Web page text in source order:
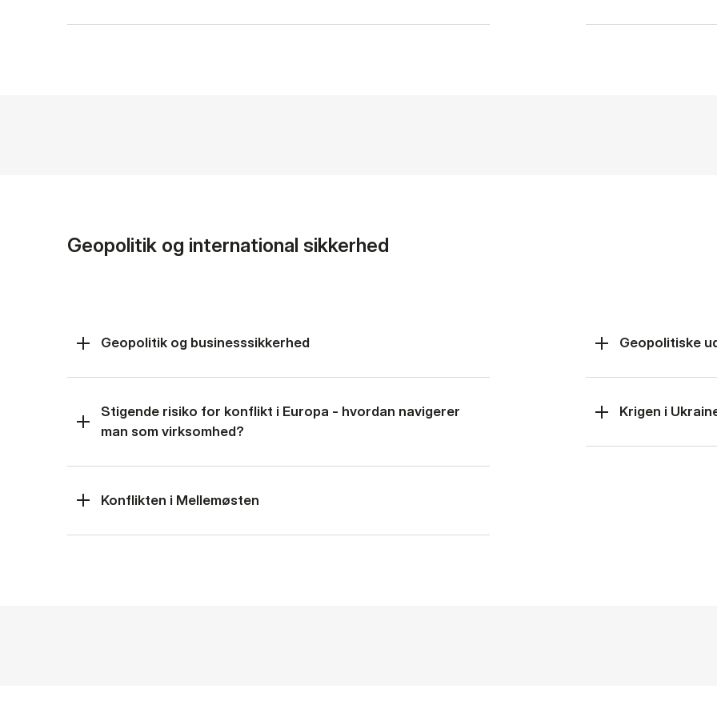
Geopolitik og international sikkerhed
Geopolitik og businesssikkerhed
Stigende risiko for konflikt i Europa - hvordan navigerer
man som virksomhed?
Konflikten i Mellemøsten
Geopolitiske
Krigen i